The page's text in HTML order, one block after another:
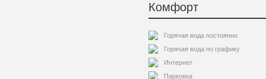
Комфорт
Горячая вода постоянно
Горячая вода по графику
Интернет
Парковка